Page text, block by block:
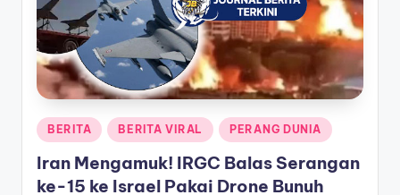
a
T
e
k
Posted
in
BERITA BERITA VIRAL PERANG DUNIA
Iran Mengamuk! IRGC Balas Serangan
ke-15 ke Israel Pakai Drone Bunuh